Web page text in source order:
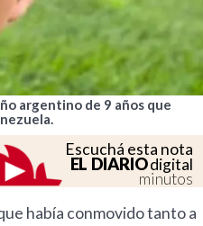
argentino de 9 años que
Escuchá esta nota
EL DIARIOdigital
minutos
había conmovido tanto a